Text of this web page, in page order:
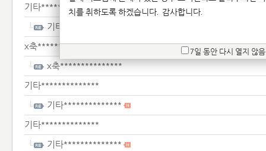
기타**************
기타**************
x축***************
x축***************
기타**************
기타**************
기타**************
기타**************
치를 취하도록 하겠습니다. 감사합니다.
7일 동안 다시 열지 않음